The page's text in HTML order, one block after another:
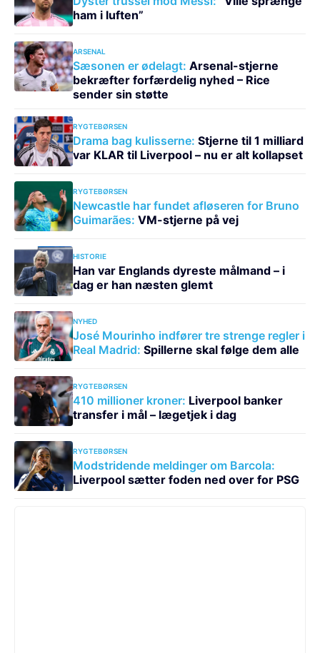
ham i luften”
ARSENAL
Sæsonen er ødelagt: Arsenal-stjerne
bekræfter forfærdelig nyhed – Rice
sender sin støtte
RYGTEBØRSEN
Drama bag kulisserne: Stjerne til 1 milliard
var KLAR til Liverpool – nu er alt kollapset
RYGTEBØRSEN
Newcastle har fundet afløseren for Bruno
Guimarães: VM-stjerne på vej
HISTORIE
Han var Englands dyreste målmand – i
dag er han næsten glemt
NYHED
José Mourinho indfører tre strenge regler i
Real Madrid: Spillerne skal følge dem alle
RYGTEBØRSEN
410 millioner kroner: Liverpool banker
transfer i mål – lægetjek i dag
RYGTEBØRSEN
Modstridende meldinger om Barcola:
Liverpool sætter foden ned over for PSG